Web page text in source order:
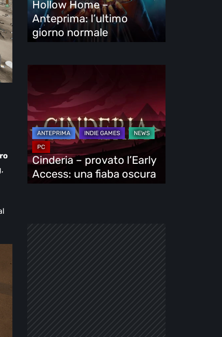
normale
Hollow Home –
Anteprima: l’ultimo
giorno normale
l’Early
Access:
una
fiaba
oscura
Cinderia – provato l’Early
Access: una fiaba oscura